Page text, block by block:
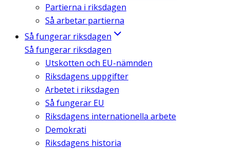
Partierna i riksdagen
Så arbetar partierna
Så fungerar riksdagen
Så fungerar riksdagen
Utskotten och EU-nämnden
Riksdagens uppgifter
Arbetet i riksdagen
Så fungerar EU
Riksdagens internationella arbete
Demokrati
Riksdagens historia